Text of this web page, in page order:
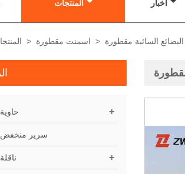
المنتجات أخبار
> اسمنت مقطورة > السائبة مقطورة
+
سرير
+